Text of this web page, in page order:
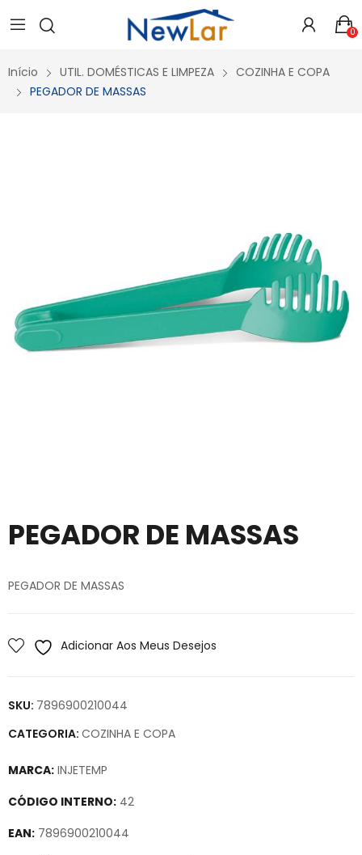
Secure crypto portfolio manager for desktops and mobile -
Visit Ledger Live
- easily manage, stake, and track assets. 0
Início UTIL. DOMÉSTICAS E LIMPEZA
COZINHA E COPA
PEGADOR DE MASSAS
PEGADOR DE MASSAS
PEGADOR DE MASSAS
Adicionar Aos Meus Desejos
SKU: 7896900210044
CATEGORIA: COZINHA E COPA
MARCA: INJETEMP
CÓDIGO INTERNO: 42
EAN: 7896900210044